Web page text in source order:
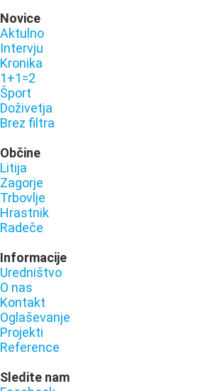
Novice
Aktulno
Intervju
Kronika
1+1=2
Šport
Doživetja
Brez filtra
Občine
Litija
Zagorje
Trbovlje
Hrastnik
Radeče
Informacije
Uredništvo
O nas
Kontakt
Oglaševanje
Projekti
Reference
Sledite nam